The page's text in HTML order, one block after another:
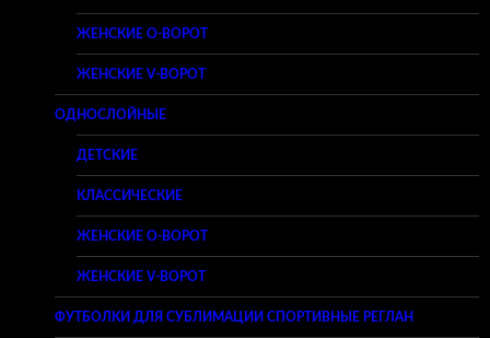
ЖЕНСКИЕ O-ВОРОТ
ЖЕНСКИЕ V-ВОРОТ
ОДНОСЛОЙНЫЕ
ДЕТСКИЕ
КЛАССИЧЕСКИЕ
ЖЕНСКИЕ O-ВОРОТ
ЖЕНСКИЕ V-ВОРОТ
ФУТБОЛКИ ДЛЯ СУБЛИМАЦИИ СПОРТИВНЫЕ РЕГЛАН